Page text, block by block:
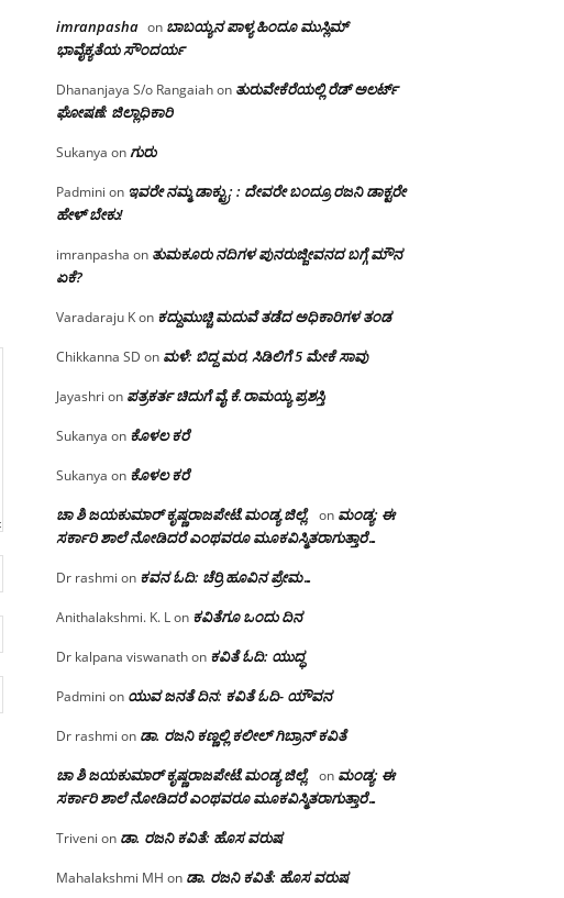
Website:
imranpasha on ಬಾಬಯ್ಯನ ಪಾಳ್ಯ ಹಿಂದೂ ಮುಸ್ಲಿಮ್
ಭಾವೈಕ್ಯತೆಯ ಸೌಂದರ್ಯ
Dhananjaya S/o Rangaiahon ತುರುವೇಕೆರೆಯಲ್ಲಿ ರೆಡ್ ಅಲರ್ಟ್
ಘೋಷಣೆ: ಜಿಲ್ಲಾಧಿಕಾರಿ
Sukanya onಗುರು
Padmini on ಇವರೇ ನಮ್ಮ ಡಾಕ್ಟ್ರು; : ದೇವರೇ ಬಂದ್ರೂ ರಜನಿ ಡಾಕ್ಟರೇ
ಹೇಳ್ ಬೇಕು!
imranpasha on ತುಮಕೂರು ನದಿಗಳ ಪುನರುಜ್ಜೀವನದ ಬಗ್ಗೆ ಮೌನ
ಏಕೆ?
Varadaraju Kon ಕದ್ದುಮುಚ್ಚಿ ಮದುವೆ ತಡೆದ ಅಧಿಕಾರಿಗಳ ತಂಡ
Chikkanna SD on ಮಳೆ: ಬಿದ್ದ ಮರ, ಸಿಡಿಲಿಗೆ 5 ಮೇಕೆ ಸಾವು
Jayashri on ಪತ್ರಕರ್ತ ಚಿದುಗೆ ವೈ.ಕೆ.ರಾಮಯ್ಯ ಪ್ರಶಸ್ತಿ
Sukanya on ಕೊಳಲ ಕರೆ
Sukanya on ಕೊಳಲ ಕರೆ
ಚಾ ಶಿ ಜಯಕುಮಾರ್ ಕೃಷ್ಣರಾಜಪೇಟೆ.ಮಂಡ್ಯ ಜಿಲ್ಲೆ. on ಮಂಡ್ಯ: ಈ
ಸರ್ಕಾರಿ ಶಾಲೆ ನೋಡಿದರೆ ಎಂಥವರೂ ಮೂಕವಿಸ್ಮಿತರಾಗುತ್ತಾರೆ…
Dr rashmi on ಕವನ ಓದಿ: ಚೆರ್ರಿ ಹೂವಿನ ಪ್ರೇಮ…
Anithalakshmi. K. Lon ಕವಿತೆಗೂ ಒಂದು ದಿನ
Dr kalpana viswanathon ಕವಿತೆ ಓದಿ: ಯುದ್ಧ
Padmini on ಯುವ ಜನತೆ ದಿನ: ಕವಿತೆ ಓದಿ- ಯೌವನ
Dr rashmi on ಡಾ. ರಜನಿ‌ ಕಣ್ಣಲ್ಲಿ ಕಲೀಲ್ ಗಿಬ್ರಾನ್ ಕವಿತೆ
ಚಾ ಶಿ ಜಯಕುಮಾರ್ ಕೃಷ್ಣರಾಜಪೇಟೆ.ಮಂಡ್ಯ ಜಿಲ್ಲೆ. on ಮಂಡ್ಯ: ಈ
ಸರ್ಕಾರಿ ಶಾಲೆ ನೋಡಿದರೆ ಎಂಥವರೂ ಮೂಕವಿಸ್ಮಿತರಾಗುತ್ತಾರೆ…
Triveni on ಡಾ. ರಜನಿ ಕವಿತೆ: ಹೊಸ ವರುಷ
Mahalakshmi MH on ಡಾ. ರಜನಿ ಕವಿತೆ: ಹೊಸ ವರುಷ